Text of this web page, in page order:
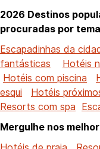
2026 Destinos
procuradas por tema
Escapadinhas da
fantásticas
Hotéis
Hotéis com piscina
esqui
Hotéis
Resorts com spa
Mergulhe nos